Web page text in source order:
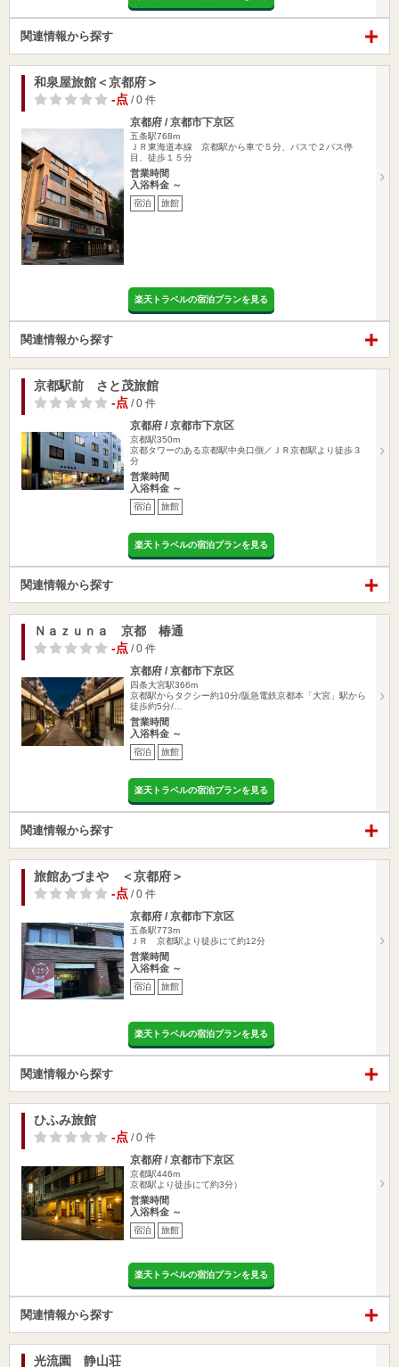
関連情報から探す
和泉屋旅館＜京都府＞
-点 / 0 件
京都府 / 京都市下京区
五条駅768m
ＪＲ東海道本線 京都駅から車で５分、バスで２バス停
目、徒歩１５分
営業時間
入浴料金 ～
宿泊 旅館
楽天トラベルの宿泊プランを見る
関連情報から探す
京都駅前 さと茂旅館
-点 / 0 件
京都府 / 京都市下京区
京都駅350m
京都タワーのある京都駅中央口側／ＪＲ京都駅より徒歩３
分
営業時間
入浴料金 ～
宿泊 旅館
楽天トラベルの宿泊プランを見る
関連情報から探す
Ｎａｚｕｎａ 京都 椿通
-点 / 0 件
京都府 / 京都市下京区
四条大宮駅366m
京都駅からタクシー約10分/阪急電鉄京都本「大宮」駅から
徒歩約5分/…
営業時間
入浴料金 ～
宿泊 旅館
楽天トラベルの宿泊プランを見る
関連情報から探す
旅館あづまや ＜京都府＞
-点 / 0 件
京都府 / 京都市下京区
五条駅773m
ＪＲ 京都駅より徒歩にて約12分
営業時間
入浴料金 ～
宿泊 旅館
楽天トラベルの宿泊プランを見る
関連情報から探す
ひふみ旅館
-点 / 0 件
京都府 / 京都市下京区
京都駅446m
京都駅より徒歩にて約3分）
営業時間
入浴料金 ～
宿泊 旅館
楽天トラベルの宿泊プランを見る
関連情報から探す
光流園 静山荘